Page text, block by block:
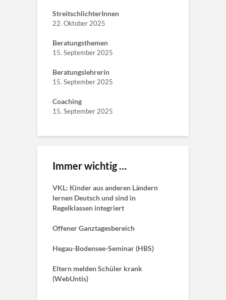
StreitschlichterInnen
22. Oktober 2025
Beratungsthemen
15. September 2025
Beratungslehrerin
15. September 2025
Coaching
15. September 2025
Immer wichtig …
VKL: Kinder aus anderen Ländern
lernen Deutsch und sind in
Regelklassen integriert
Offener Ganztagesbereich
Hegau-Bodensee-Seminar (HBS)
Eltern melden Schüler krank
(WebUntis)